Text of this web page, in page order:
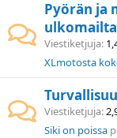
Pyörän ja
ulkomailta
Viestiketjuja
XLmotosta
Viestiketjuja
Siki on poissa